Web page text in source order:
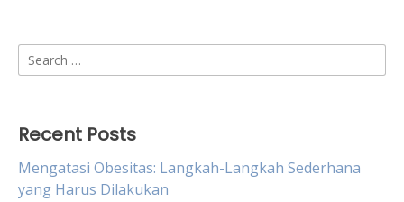
Search
for:
Recent Posts
Mengatasi Obesitas: Langkah-Langkah Sederhana
yang Harus Dilakukan